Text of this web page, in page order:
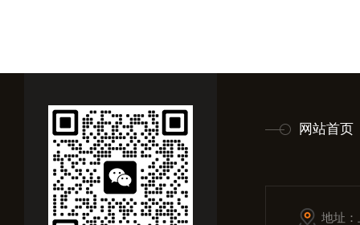
网站首页
地址